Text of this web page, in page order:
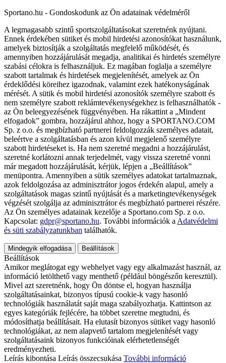
Sportano.hu - Gondoskodunk az Ön adatainak védelméről
A legmagasabb szintű sportszolgáltatásokat szeretnénk nyújtani.
Ennek érdekében sütiket és mobil hirdetési azonosítókat használunk,
amelyek biztosítják a szolgáltatás megfelelő működését, és
amennyiben hozzájárulását megadja, analitikai és hirdetés személyre
szabási célokra is felhasználjuk. Ez magában foglalja a személyre
szabott tartalmak és hirdetések megjelenítését, amelyek az Ön
érdeklődési köreihez igazodnak, valamint ezek hatékonyságának
mérését. A sütik és mobil hirdetési azonosítók személyre szabott és
nem személyre szabott reklámtevékenységekhez is felhasználhatók -
az Ön beleegyezésének függvényében. Ha rákattint a „Mindent
elfogadok” gombra, hozzájárul ahhoz, hogy a SPORTANO.COM
Sp. z o.o. és megbízható partnerei feldolgozzák személyes adatait,
beleértve a szolgáltatásban és azon kívül megjelenő személyre
szabott hirdetéseket is. Ha nem szeretné megadni a hozzájárulást,
szeretné korlátozni annak terjedelmét, vagy vissza szeretné vonni
már megadott hozzájárulását, kérjük, lépjen a „Beállítások”
menüpontra. Amennyiben a sütik személyes adatokat tartalmaznak,
azok feldolgozása az adminisztrátor jogos érdekén alapul, amely a
szolgáltatások magas szintű nyújtását és a marketingtevékenységek
végzését szolgálja az adminisztrátor és megbízható partnerei részére.
Az Ön személyes adatainak kezelője a Sportano.com Sp. z o.o.
Kapcsolat: gdpr@sportano.hu. További információk a Adatvédelmi
és süti szabályzatunkban találhatók.
Mindegyik elfogadása Beállítások
Beállítások
Amikor meglátogat egy webhelyet vagy egy alkalmazást használ, az
információ letölthető vagy menthető (például böngészőn keresztül).
Mivel azt szeretnénk, hogy Ön döntse el, hogyan használja
szolgáltatásainkat, bizonyos típusú cookie-k vagy hasonló
technológiák használatát saját maga szabályozhatja. Kattintson az
egyes kategóriák fejlécére, ha többet szeretne megtudni, és
módosíthatja beállításait. Ha elutasít bizonyos sütiket vagy hasonló
technológiákat, az nem alapvető tartalom megjelenítését vagy
szolgáltatásaink bizonyos funkcióinak elérhetetlenségét
eredményezheti.
Leírás kibontása Leírás összecsukása További információ